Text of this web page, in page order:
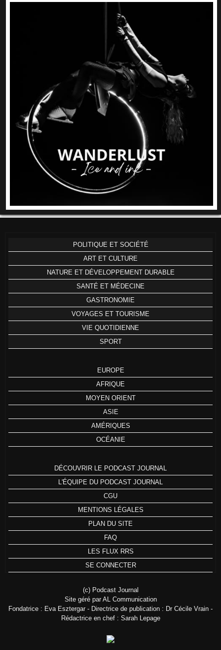
POLITIQUE ET SOCIÉTÉ
ART ET CULTURE
NATURE ET DÉVELOPPEMENT DURABLE
SANTÉ ET MÉDECINE
GASTRONOMIE
VOYAGES ET TOURISME
VIE QUOTIDIENNE
SPORT
EUROPE
AFRIQUE
MOYEN ORIENT
ASIE
AMÉRIQUES
OCÉANIE
DÉCOUVRIR LE PODCAST JOURNAL
L'ÉQUIPE DU PODCAST JOURNAL
CGU
MENTIONS LÉGALES
PLAN DU SITE
FAQ
LES FLUX RRS
SE CONNECTER
(c) Podcast Journal
Site géré par AL Communication
Fondatrice : Eva Esztergar - Directrice de publication : Dr Cécile Vrain -
Rédactrice en chef : Sarah Lepage